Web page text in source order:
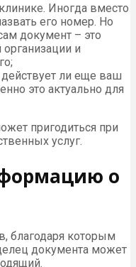
Иногда вместо
его номер. Но
документ – это
и
ли еще ваш
это актуально для
пригодиться при
услуг.
о
благодаря которым
документа может